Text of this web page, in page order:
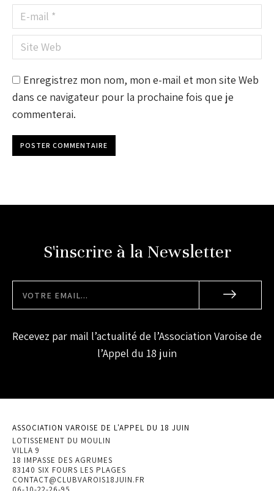
E-mail *
Site Web
Enregistrez mon nom, mon e-mail et mon site Web
dans ce navigateur pour la prochaine fois que je
commenterai.
POSTER COMMENTAIRE
S'inscrire à la Newsletter
Recevez par mail l’actualité de l’Association Varoise de
l’Appel du 18 juin
ASSOCIATION VAROISE DE L'APPEL DU 18 JUIN
LOTISSEMENT DU MOULIN
VILLA 9
18 IMPASSE DES AGRUMES
83140 SIX FOURS LES PLAGES
CONTACT@CLUBVAROIS18JUIN.FR